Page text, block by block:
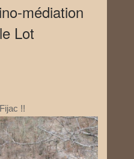
médiation
Lot
!!